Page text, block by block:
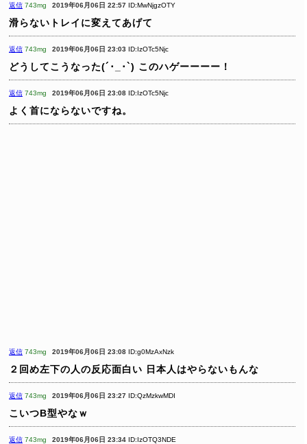
返信 743mg 2019年06月06日 22:57 ID:MwNjgzOTY
滑らないトレイに変えてあげて
返信 743mg 2019年06月06日 23:03 ID:IzOTc5Njc
どうしてこうなった(´･_･`) このハゲーーーー！
返信 743mg 2019年06月06日 23:08 ID:IzOTc5Njc
よく首にならないですね。
返信 743mg 2019年06月06日 23:08 ID:g0MzAxNzk
２回め左下の人の反応面白い 日本人はやらないもんな
返信 743mg 2019年06月06日 23:27 ID:QzMzkwMDI
こいつB型やなｗ
返信 743mg 2019年06月06日 23:34 ID:IzOTQ3NDE